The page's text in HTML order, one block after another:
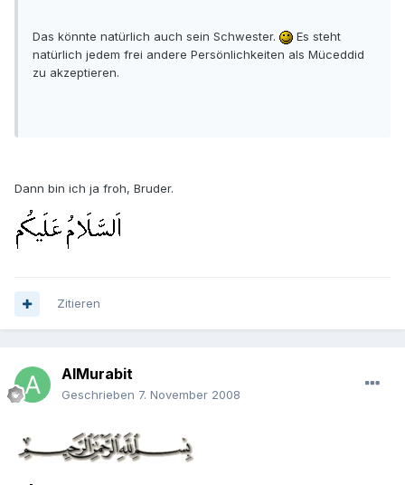
Das könnte natürlich auch sein Schwester.
Es steht
natürlich jedem frei andere Persönlichkeiten als Müceddid
zu akzeptieren.
Dann bin ich ja froh, Bruder.
Zitieren
AlMurabit
Geschrieben 7. November 2008